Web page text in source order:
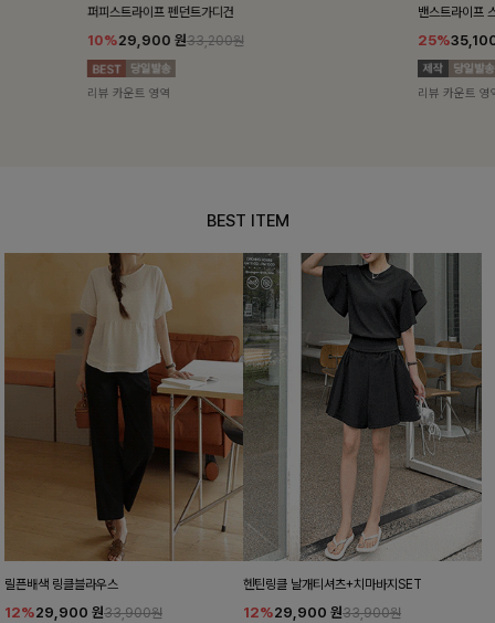
밴스트라이프 스트링원피스
25%35,100 원46,800원
리뷰 카운트 영역
[5천장돌파/
10%
리뷰 카운트 영
BEST ITEM
릴픈배색 링클블라우스
12%29,900 원33,900원
헨틴링클 날개티셔츠+치마바지SET
12%29,900 원33,900원